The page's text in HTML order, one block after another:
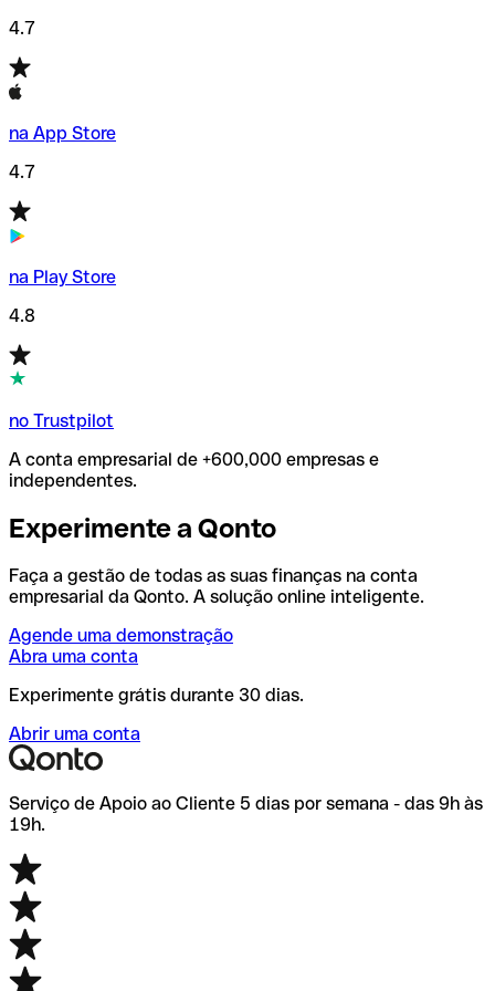
4.7
na App Store
4.7
na Play Store
4.8
no Trustpilot
A conta empresarial de +600,000 empresas e
independentes.
Experimente a Qonto
Faça a gestão de todas as suas finanças na conta
empresarial da Qonto. A solução online inteligente.
Agende uma demonstração
Abra uma conta
Experimente grátis durante 30 dias.
Abrir uma conta
Serviço de Apoio ao Cliente 5 dias por semana - das 9h às
19h.